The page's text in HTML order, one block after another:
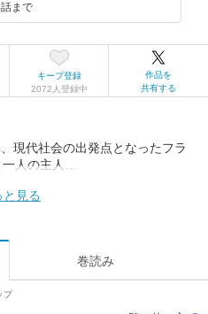
まで
キープ登録
2072人登録中
作品を
共有する
現代社会の出発点となったフラ
一人の主人…
と見る
巻読み
プ